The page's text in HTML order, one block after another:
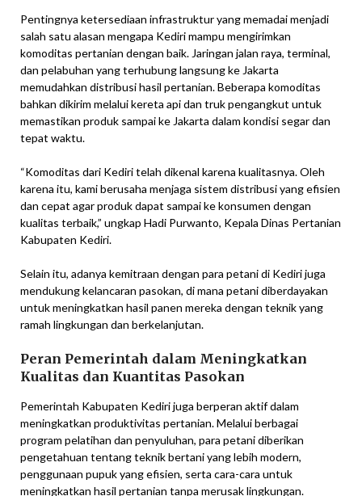
Pentingnya ketersediaan infrastruktur yang memadai menjadi
salah satu alasan mengapa Kediri mampu mengirimkan
komoditas pertanian dengan baik. Jaringan jalan raya, terminal,
dan pelabuhan yang terhubung langsung ke Jakarta
memudahkan distribusi hasil pertanian. Beberapa komoditas
bahkan dikirim melalui kereta api dan truk pengangkut untuk
memastikan produk sampai ke Jakarta dalam kondisi segar dan
tepat waktu.
“Komoditas dari Kediri telah dikenal karena kualitasnya. Oleh
karena itu, kami berusaha menjaga sistem distribusi yang efisien
dan cepat agar produk dapat sampai ke konsumen dengan
kualitas terbaik,” ungkap Hadi Purwanto, Kepala Dinas Pertanian
Kabupaten Kediri.
Selain itu, adanya kemitraan dengan para petani di Kediri juga
mendukung kelancaran pasokan, di mana petani diberdayakan
untuk meningkatkan hasil panen mereka dengan teknik yang
ramah lingkungan dan berkelanjutan.
Peran Pemerintah dalam Meningkatkan
Kualitas dan Kuantitas Pasokan
Pemerintah Kabupaten Kediri juga berperan aktif dalam
meningkatkan produktivitas pertanian. Melalui berbagai
program pelatihan dan penyuluhan, para petani diberikan
pengetahuan tentang teknik bertani yang lebih modern,
penggunaan pupuk yang efisien, serta cara-cara untuk
meningkatkan hasil pertanian tanpa merusak lingkungan.